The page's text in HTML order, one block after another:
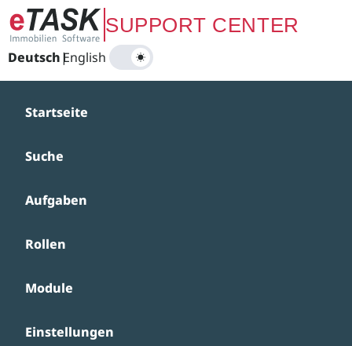
Zum Hauptinhalt springenSUPPORT CENTER
Deutsch|
English
Startseite
Suche
Aufgaben
Rollen
Module
Einstellungen